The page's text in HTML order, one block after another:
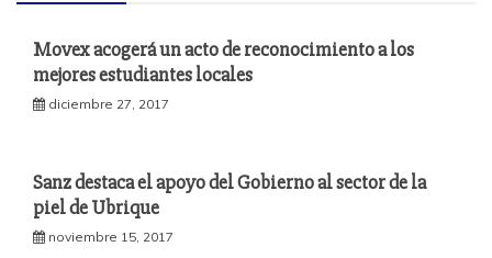
Movex acogerá un acto de reconocimiento a los
mejores estudiantes locales
diciembre 27, 2017
Sanz destaca el apoyo del Gobierno al sector de la
piel de Ubrique
noviembre 15, 2017